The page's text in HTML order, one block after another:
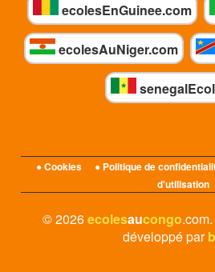
ecolesEnGuinee.com
ecolesAuNiger.com
● Cookies ● Politique de
d'utilisation
© 2026ecolesaucongo
développé par